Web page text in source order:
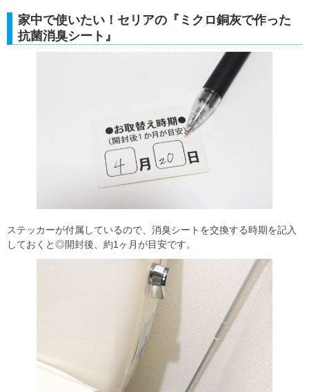
家中で使いたい！セリアの『ミクロ銅灰で作った
抗菌消臭シート』
ステッカーが付属しているので、消臭シートを交換する時期を記入
しておくと◎開封後、約1ヶ月が目安です。